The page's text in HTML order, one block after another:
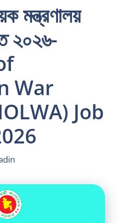
মন্ত্রণালয়
২০২৬-
War
Job